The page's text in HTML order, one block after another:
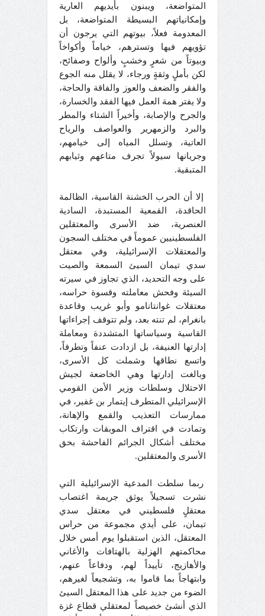
المتواضعة، ويبنون بأيديهم العارية
وإمكانياتهم البسيطة المتواضعة، بل
المعدومة فعلاً، بيوتهم التي يرجون أن
تؤويهم فيها وتسترهم، خياماً وأكواخاً
وبيوتاً من شعرٍ وخشبٍ وألواح وصفائح،
لكن بأملٍ وثقةٍ ورجاء، لا يقلل منه الجوع
والفقر والضعف والعوز والفاقة والحاجة،
ولا يفتر همة العمل فيها الفقد والخسارة،
والجرح والإصابة، وأخيراً الشتاء والمطر
والبرد والزمهرير والعواصف والرياح
العاتية، وتسلل المياه إلى خيامهم،
وجريانها سيولاً تجرف متاعهم وثيابهم
المتبقية.
إلا أن الحرب الخشنة القاسية، الظالمة
الحاقدة، القمعية المستبدة، السادية
العنصرية، ضد الأسرى والمعتقلين
الفلسطينيين عموماً في مختلف السجون
والمعتقلات الإسرائيلية، وفي معتقل
سدي تيمان السيئ السمعة والصيت
على وجه التحديد، الذي تجاوز في سيرته
السيئة وفحش معاملته وقسوة حراسه،
معتقلات غوانتانامو وأبو غريب وقاعدة
بانغرام، لم تنته بعد، ولم تتوقف إجراءاتها
القاسية وسياساتها المتشددة ومعاملة
إدارتها العنيفة، بل ازدادت عنفاً وتطرفاً،
واتسع نطاقها وشملت كل الأسرى،
وبالغت إدارتها وهي الخاضعة لجيش
الاحتلال وسلطات وزير الأمن القومي
الإسرائيلي المتطرف إيتمار بن غفير، في
ممارسات التعذيب والقمع والإهانة،
وتمادت في اقتراف الموبقات وارتكاب
مختلف أشكال الجرائم الفاحشة بحق
الأسرى والمعتقلين.
ربما سلطت المدعية الإسرائيلية التي
نشرت تسجيلاً يوثق جريمة اغتصاب
معتقلٍ فلسطيني في معتقل سدي
تيمان، على أيدي مجموعة من حراس
المعتقل، الذين استقبلوا يوم أمس خلال
محاكمتهم الهزلية بالهتافات والأغاني
والأهازيج، تأييداً لهم، ودفاعاً عنهم،
وابتهاجاً بما قاموا به، وتشجيعاً لغيرهم،
الضوء من جديد على هذا المعتقل السيئ
الذي أنشئ خصيصاً لمعتقلي قطاع غزة